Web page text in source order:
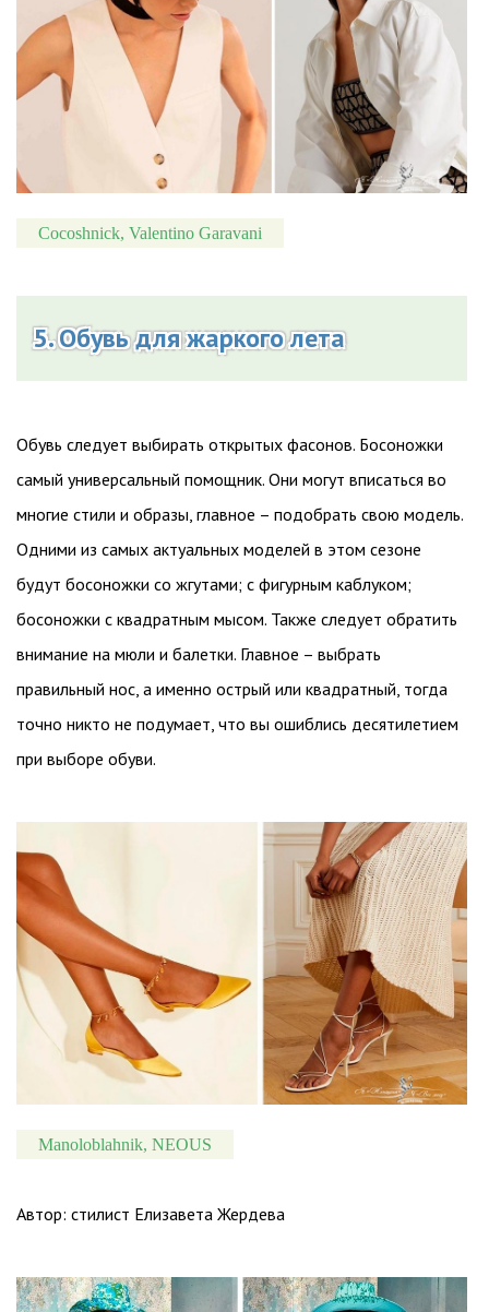
Cocoshnick, Valentino Garavani
5. Обувь для жаркого лета
Обувь следует выбирать открытых фасонов. Босоножки
самый универсальный помощник. Они могут вписаться во
многие стили и образы, главное – подобрать свою модель.
Одними из самых актуальных моделей в этом сезоне
будут босоножки со жгутами; с фигурным каблуком;
босоножки с квадратным мысом. Также следует обратить
внимание на мюли и балетки. Главное – выбрать
правильный нос, а именно острый или квадратный, тогда
точно никто не подумает, что вы ошиблись десятилетием
при выборе обуви.
Manoloblahnik, NEOUS
Автор: стилист Елизавета Жердева